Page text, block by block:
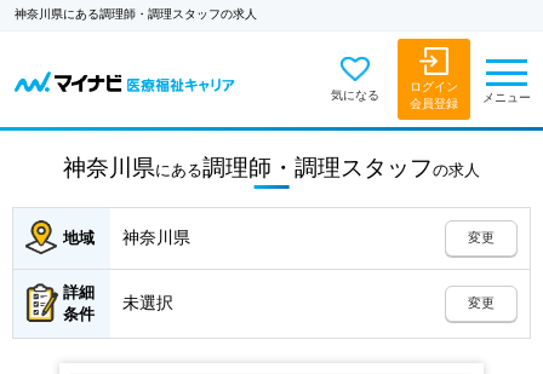
神奈川県にある調理師・調理スタッフの求人
気になる
ログイン
会員登録
メニュー
神奈川県にある調理師・調理スタッフの求人
地域 神奈川県 変更
詳細
条件
未選択 変更